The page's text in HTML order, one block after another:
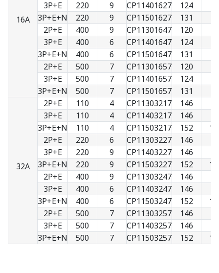
16A
3P+E
220 9 CP11401627 124
3P+E+N
220 9 CP11501627 131
2P+E
400 9 CP11301647 120
3P+E
400 6 CP11401647 124
3P+E+N
400 6 CP11501647 131
2P+E
500 7 CP11301657 120
3P+E
500 7 CP11401657 124
3P+E+N
500 7 CP11501657 131
32A
2P+E 110 4 CP11303217 146
3P+E
110 4 CP11403217 146
3P+E+N
110 4 CP11503217 152
2P+E
220 6 CP11303227 146
3P+E
220 9 CP11403227 146
3P+E+N
220 9 CP11503227 152
2P+E
400 9 CP11303247 146
3P+E
400 6 CP11403247 146
3P+E+N
400 6 CP11503247 152
2P+E
500 7 CP11303257 146
3P+E
500 7 CP11403257 146
3P+E+N
500 7 CP11503257 152